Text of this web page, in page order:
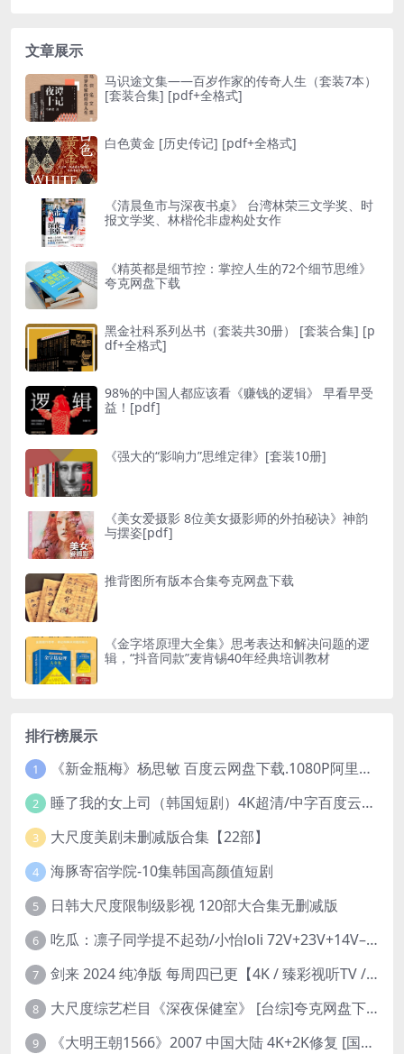
文章展示
马识途文集——百岁作家的传奇人生（套装7本）
[ 套装合集] [pdf+全格式]
白色黄金 [ 历史传记] [pdf+全格式]
《清晨鱼市与深夜书桌》 台湾林荣三文学奖、时
报文学奖、林楷伦非虚构处女作
《精英都是细节控：掌控人生的72个细节思维》
夸克网盘下载
黑金社科系列丛书（套装共30册） [ 套装合集] [p
df+全格式]
98%的中国人都应该看《赚钱的逻辑》 早看早受
益！[pdf]
《强大的“影响力”思维定律》[套装10册]
《美女爱摄影 8位美女摄影师的外拍秘诀》神韵
与摆姿[pdf]
推背图所有版本合集夸克网盘下载
《金字塔原理大全集》思考表达和解决问题的逻
辑，“抖音同款”麦肯锡40年经典培训教材
排行榜展示
1 《新金瓶梅》杨思敏 百度云网盘下载.1080P阿里下载.国语中字.(1996)
2 睡了我的女上司（韩国短剧）4K超清/中字百度云网盘下载
3 大尺度美剧未删减版合集【22部】
4 海豚寄宿学院-10集韩国高颜值短剧
5 日韩大尺度限制级影视 120部大合集无删减版
6 吃瓜：凛子同学提不起劲/小怡loli 72V+23V+14V–24.02GB】
7 剑来 2024 纯净版 每周四已更【4K / 臻彩视听TV / 杜比音】附电子书百度网盘下载
8 大尺度综艺栏目《深夜保健室》 [台综]夸克网盘下载
9 《大明王朝1566》2007 中国大陆 4K+2K修复 [国语 46集 192G]